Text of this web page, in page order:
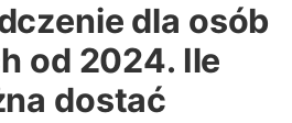
dla osób
od 2024. Ile
dostać